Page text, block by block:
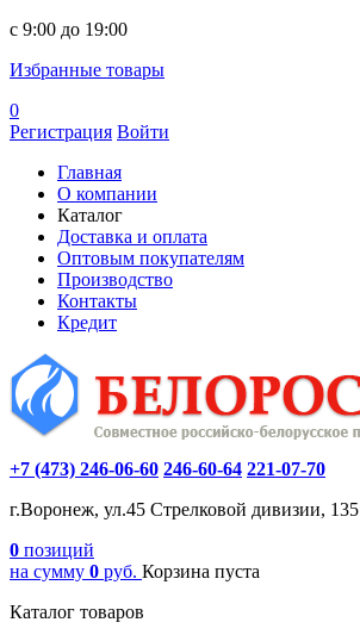
c 9:00 до 19:00
Избранные товары
0
Регистрация Войти
Главная
О компании
Каталог
Доставка и оплата
Оптовым покупателям
Производство
Контакты
Кредит
+7 (473) 246-06-60 246-60-64 221-07-70
г.Воронеж, ул.45 Стрелковой дивизии, 135
0 позиций
на сумму 0 руб. Корзина пуста
Каталог товаров